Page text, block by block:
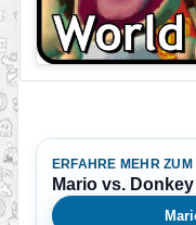
ERFAHRE MEHR ZUM
Mario vs.